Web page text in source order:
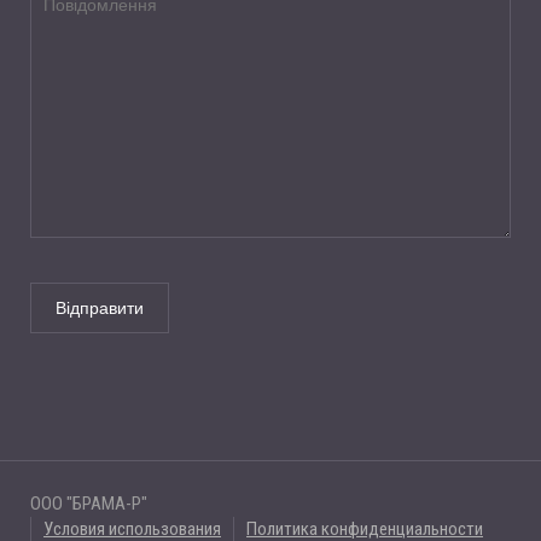
ООО "БРАМА-Р"
Условия использования
Политика конфиденциальности